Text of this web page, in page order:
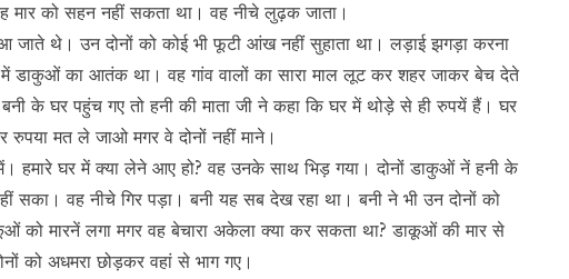
मार को सहन नहीं सकता था। वह नीचे लुढ़क जाता।
जाते थे। उन दोनों को कोई भी फूटी आंख नहीं सुहाता था। लड़ाई झगड़ा करना
डाकुओं का आतंक था। वह गांव वालों का सारा माल लूट कर शहर जाकर बेच देते
के घर पहुंच गए तो हनी की माता जी ने कहा कि घर में थोड़े से ही रुपयें हैं। घर
मत ले जाओ मगर वे दोनों नहीं माने।
हमारे घर में क्या लेने आए हो? वह उनके साथ भिड़ गया। दोनों डाकुओं नें हनी के
सका। वह नीचे गिर पड़ा। बनी यह सब देख रहा था। बनी ने भी उन दोनों को
को मारनें लगा मगर वह बेचारा अकेला क्या कर सकता था? डाकूओं की मार से
को अधमरा छोड़कर वहां से भाग गए।